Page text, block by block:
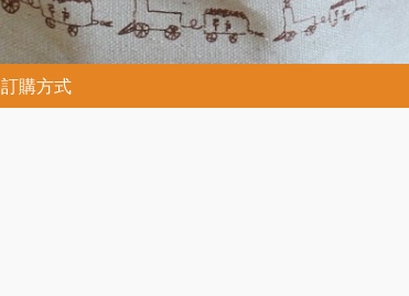
訂購方式